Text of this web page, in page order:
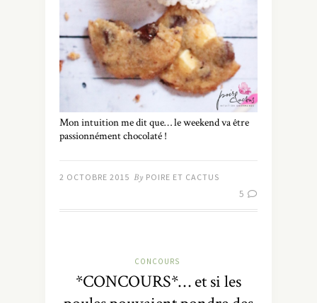
Mon intuition me dit que… le weekend va être
passionnément chocolaté !
2 OCTOBRE 2015 By POIRE ET CACTUS
5
CONCOURS
*CONCOURS*… et si les